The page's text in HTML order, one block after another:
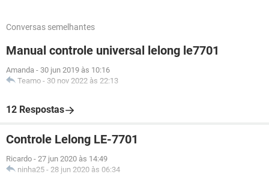
Conversas semelhantes
Manual controle universal lelong le7701
Amanda - 30 jun 2019 às 10:16
Teamo - 30 nov 2022 às 22:13
12 Respostas
Controle Lelong LE-7701
Ricardo - 27 jun 2020 às 14:49
ninha25 - 28 jun 2020 às 06:34